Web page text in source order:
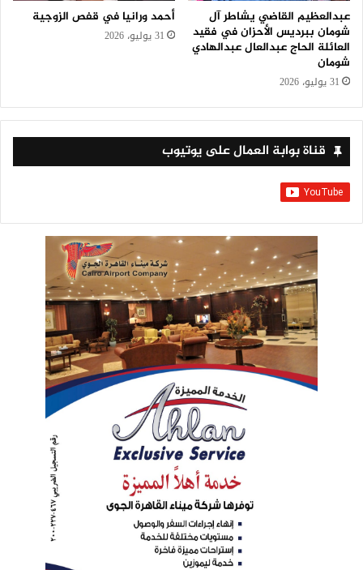
عبدالعظيم القاضي يشاطر آل
شومان ببرديس الأحزان في فقيد
العائلة الحاج عبدالعال عبدالهادي
شومان
31 يوليو، 2026
أحمد ورانيا في قفص الزوجية
31 يوليو، 2026
قناة بوابة العمال على يوتيوب